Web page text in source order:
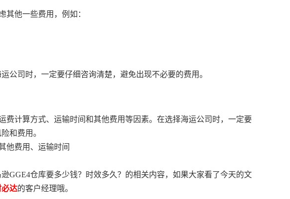
其他一些费用，例如：
公司时，一定要仔细咨询清楚，避免出现不必要的费用。
费计算方式、运输时间和其他费用等因素。在选择海运公司时，一定要
和费用。
他费用、运输时间
GGE4仓库要多少钱？时效多久？的相关内容，如果大家看了今天的文
必达的客户经理哦。